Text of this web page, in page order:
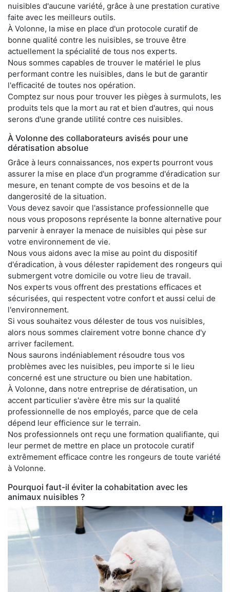
nuisibles d'aucune variété, grâce à une prestation curative
faite avec les meilleurs outils.
À Volonne, la mise en place d'un protocole curatif de
bonne qualité contre les nuisibles, se trouve être
actuellement la spécialité de tous nos experts.
Nous sommes capables de trouver le matériel le plus
performant contre les nuisibles, dans le but de garantir
l'efficacité de toutes nos opération.
Comptez sur nous pour trouver les pièges à surmulots, les
produits tels que la mort au rat et bien d'autres, qui nous
serons d'une grande utilité contre ces nuisibles.
À Volonne des collaborateurs avisés pour une
dératisation absolue
Grâce à leurs connaissances, nos experts pourront vous
assurer la mise en place d'un programme d'éradication sur
mesure, en tenant compte de vos besoins et de la
dangerosité de la situation.
Vous devez savoir que l'assistance professionnelle que
nous vous proposons représente la bonne alternative pour
parvenir à enrayer la menace de nuisibles qui pèse sur
votre environnement de vie.
Nous vous aidons avec la mise au point du dispositif
d'éradication, à vous délester rapidement des rongeurs qui
submergent votre domicile ou votre lieu de travail.
Nos experts vous offrent des prestations efficaces et
sécurisées, qui respectent votre confort et aussi celui de
l'environnement.
Si vous souhaitez vous délester de tous vos nuisibles,
alors nous sommes clairement votre bonne chance d'y
arriver facilement.
Nous saurons indéniablement résoudre tous vos
problèmes avec les nuisibles, peu importe si le lieu
concerné est une structure ou bien une habitation.
À Volonne, dans notre entreprise de dératisation, un
accent particulier s'avère être mis sur la qualité
professionnelle de nos employés, parce que de cela
dépend leur efficience sur le terrain.
Nos professionnels ont reçu une formation qualifiante, qui
leur permet de mettre en place un protocole curatif
extrêmement efficace contre les rongeurs de toute variété
à Volonne.
Pourquoi faut-il éviter la cohabitation avec les
animaux nuisibles ?